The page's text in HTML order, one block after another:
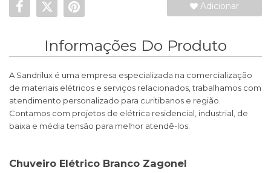
Adicionar
Informações Do Produto
A Sandrilux é uma empresa especializada na comercialização
de materiais elétricos e serviços relacionados, trabalhamos com
atendimento personalizado para curitibanos e região.
Contamos com projetos de elétrica residencial, industrial, de
baixa e média tensão para melhor atendê-los.
Chuveiro Elétrico Branco Zagonel